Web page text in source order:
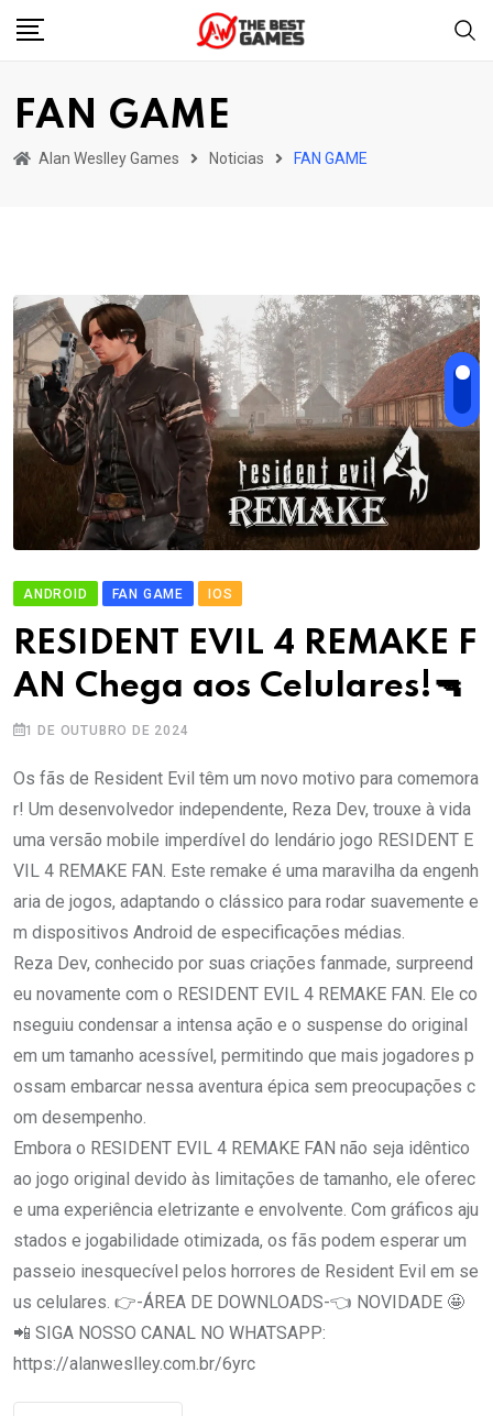
Skip
FAN GAME
Alan Weslley Games Noticias FAN GAME
ANDROID FAN GAME IOS
RESIDENT EVIL 4 REMAKE F
AN Chega aos Celulares!🔫
1 DE OUTUBRO DE 2024
Os fãs de Resident Evil têm um novo motivo para comemora
r! Um desenvolvedor independente, Reza Dev, trouxe à vida
uma versão mobile imperdível do lendário jogo RESIDENT E
VIL 4 REMAKE FAN. Este remake é uma maravilha da engenh
aria de jogos, adaptando o clássico para rodar suavemente e
m dispositivos Android de especificações médias.
Reza Dev, conhecido por suas criações fanmade, surpreend
eu novamente com o RESIDENT EVIL 4 REMAKE FAN. Ele co
nseguiu condensar a intensa ação e o suspense do original
em um tamanho acessível, permitindo que mais jogadores p
ossam embarcar nessa aventura épica sem preocupações c
om desempenho.
Embora o RESIDENT EVIL 4 REMAKE FAN não seja idêntico
ao jogo original devido às limitações de tamanho, ele oferec
e uma experiência eletrizante e envolvente. Com gráficos aju
stados e jogabilidade otimizada, os fãs podem esperar um
passeio inesquecível pelos horrores de Resident Evil em se
us celulares. 👉-ÁREA DE DOWNLOADS-👈 NOVIDADE 🤩
📲 SIGA NOSSO CANAL NO WHATSAPP:
https://alanweslley.com.br/6yrc